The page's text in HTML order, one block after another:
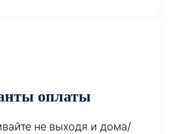
оплаты
не выходя и дома/